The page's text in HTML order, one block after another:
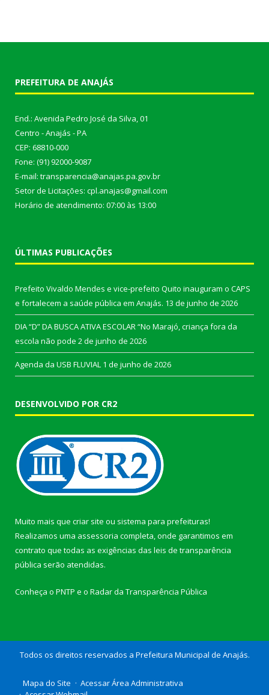
PREFEITURA DE ANAJÁS
End.: Avenida Pedro José da Silva, 01
Centro - Anajás - PA
CEP: 68810-000
Fone: (91) 92000-9087
E-mail: transparencia@anajas.pa.gov.br
Setor de Licitações: cpl.anajas@gmail.com
Horário de atendimento: 07:00 às 13:00
ÚLTIMAS PUBLICAÇÕES
Prefeito Vivaldo Mendes e vice-prefeito Quito inauguram o CAPS
e fortalecem a saúde pública em Anajás. 13 de junho de 2026
DIA “D” DA BUSCA ATIVA ESCOLAR “No Marajó, criança fora da
escola não pode 2 de junho de 2026
Agenda da USB FLUVIAL 1 de junho de 2026
DESENVOLVIDO POR CR2
Muito mais que criar site ou sistema para prefeituras!
Realizamos uma assessoria completa, onde garantimos em
contrato que todas as exigências das leis de transparência
pública serão atendidas.
Conheça o PNTP e o Radar da Transparência Pública
Todos os direitos reservados a Prefeitura Municipal de Anajás.
Mapa do Site
Acessar Área Administrativa